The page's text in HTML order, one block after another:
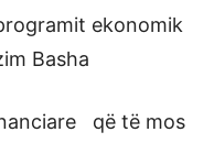
ekonomik
Basha
që të mos